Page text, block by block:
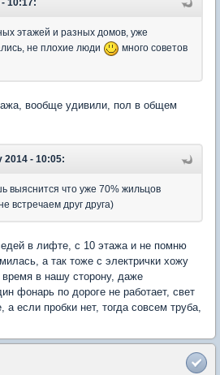
10:17:
этажей и разных домов, уже
не плохие люди
много советов
вообще удивили, пол в общем
2014 - 10:05:
выяснится что уже 70% жильцов
встречаем друг друга)
в лифте, с 10 этажа и не помню
а так тоже с электрички хожу
время в нашу сторону, даже
фонарь по дороге не работает, свет
а если пробки нет, тогда совсем труба,